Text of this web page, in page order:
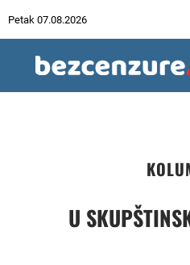
Petak 07.08.2026
U